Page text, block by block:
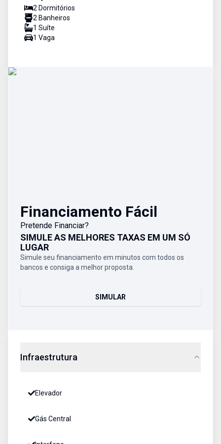
2 Dormitórios
2 Banheiros
1 Suíte
1 Vaga
Financiamento Fácil
Pretende Financiar?
SIMULE AS MELHORES TAXAS EM UM SÓ
LUGAR
Simule seu financiamento em minutos com todos os
bancos e consiga a melhor proposta.
SIMULAR
Infraestrutura
Elevador
Gás Central